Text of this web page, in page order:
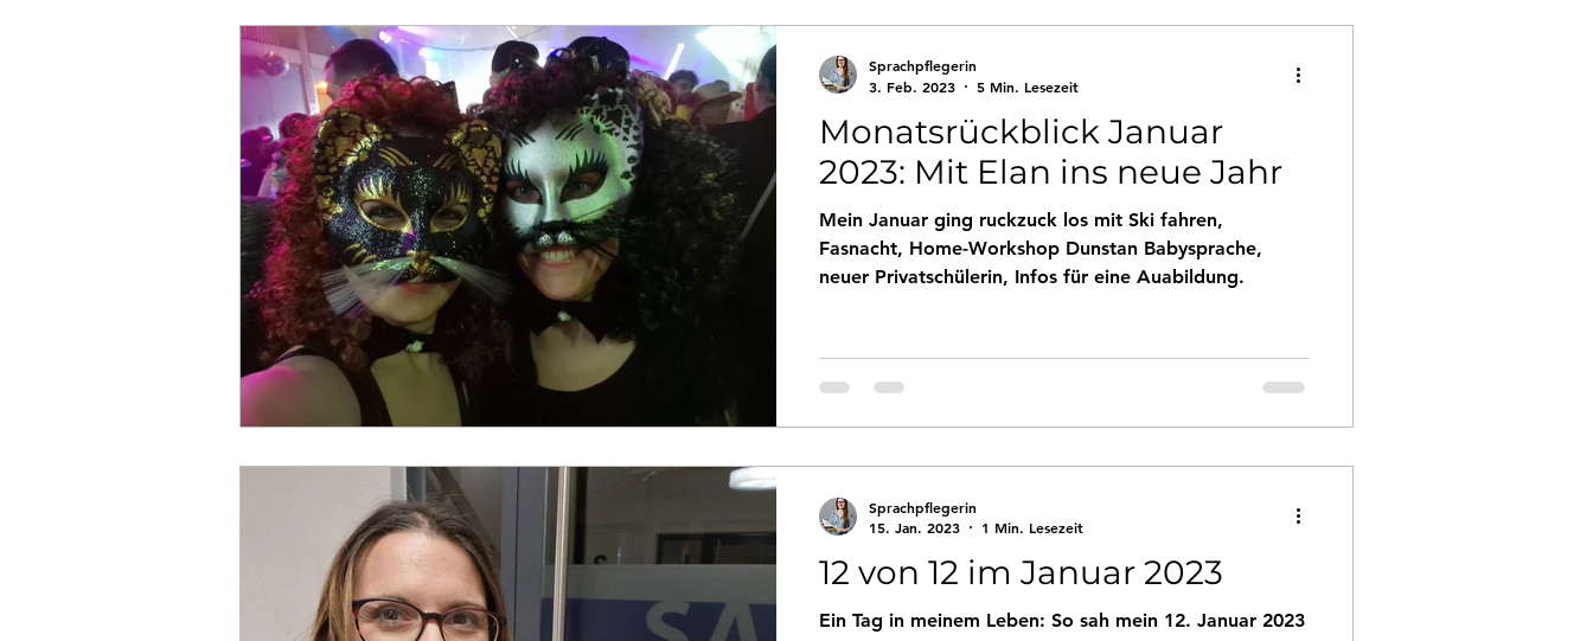
Monatsrückblick Januar
2023: Mit Elan ins neue Jahr
Mein Januar ging ruckzuck los mit Ski fahren,
Fasnacht, Home-Workshop Dunstan Babysprache,
neuer Privatschülerin, Infos für eine Auabildung.
Sprachpflegerin
3. Feb. 2023
5 Min. Lesezeit
12 von 12 im Januar 2023
Ein Tag in meinem Leben: So sah mein 12. Januar 2023
Sprachpflegerin
15. Jan. 2023
1 Min. Lesezeit